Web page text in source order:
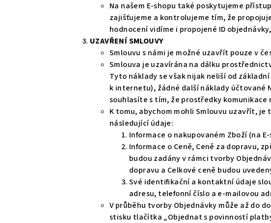
Na našem E-shopu také poskytujeme
zajišťujeme a kontrolujeme tím, že
hodnocení vidíme i propojené ID
UZAVŘENÍ SMLOUVY
Smlouvu s námi je možné uzavřít pouze v
Smlouva je uzavírána na dálku
Tyto náklady se však nijak neliší od
k internetu), žádné další náklady účtované
souhlasíte s tím, že prostředky komunikace
K tomu, abychom mohli Smlouvu uzavřít,
následující údaje:
Informace o nakupovaném Zboží (na
Informace o Ceně, Ceně za dopravu,
budou zadány v rámci tvorby
dopravu a Celkové ceně budou
Své identifikační a kontaktní údaje
adresu, telefonní číslo a e-mailovou
V průběhu tvorby Objednávky může až do
stisku tlačítka „Objednat s povinností